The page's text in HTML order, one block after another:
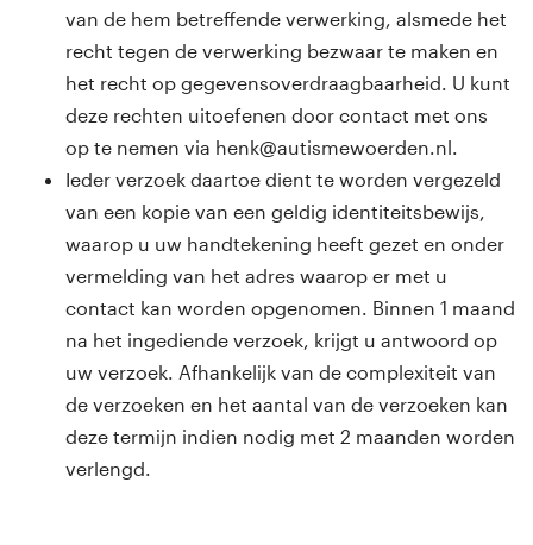
van de hem betreffende verwerking, alsmede het
recht tegen de verwerking bezwaar te maken en
het recht op gegevensoverdraagbaarheid. U kunt
deze rechten uitoefenen door contact met ons
op te nemen via henk@autismewoerden.nl.
Ieder verzoek daartoe dient te worden vergezeld
van een kopie van een geldig identiteitsbewijs,
waarop u uw handtekening heeft gezet en onder
vermelding van het adres waarop er met u
contact kan worden opgenomen. Binnen 1 maand
na het ingediende verzoek, krijgt u antwoord op
uw verzoek. Afhankelijk van de complexiteit van
de verzoeken en het aantal van de verzoeken kan
deze termijn indien nodig met 2 maanden worden
verlengd.